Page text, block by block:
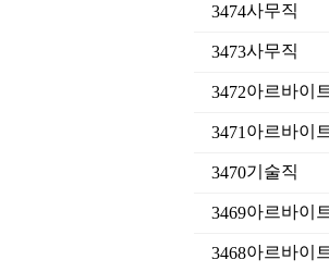
3474사무직
3473사무직
3472아르바이
3471 아르바이
3470기술직
3469아르바이
3468아르바이